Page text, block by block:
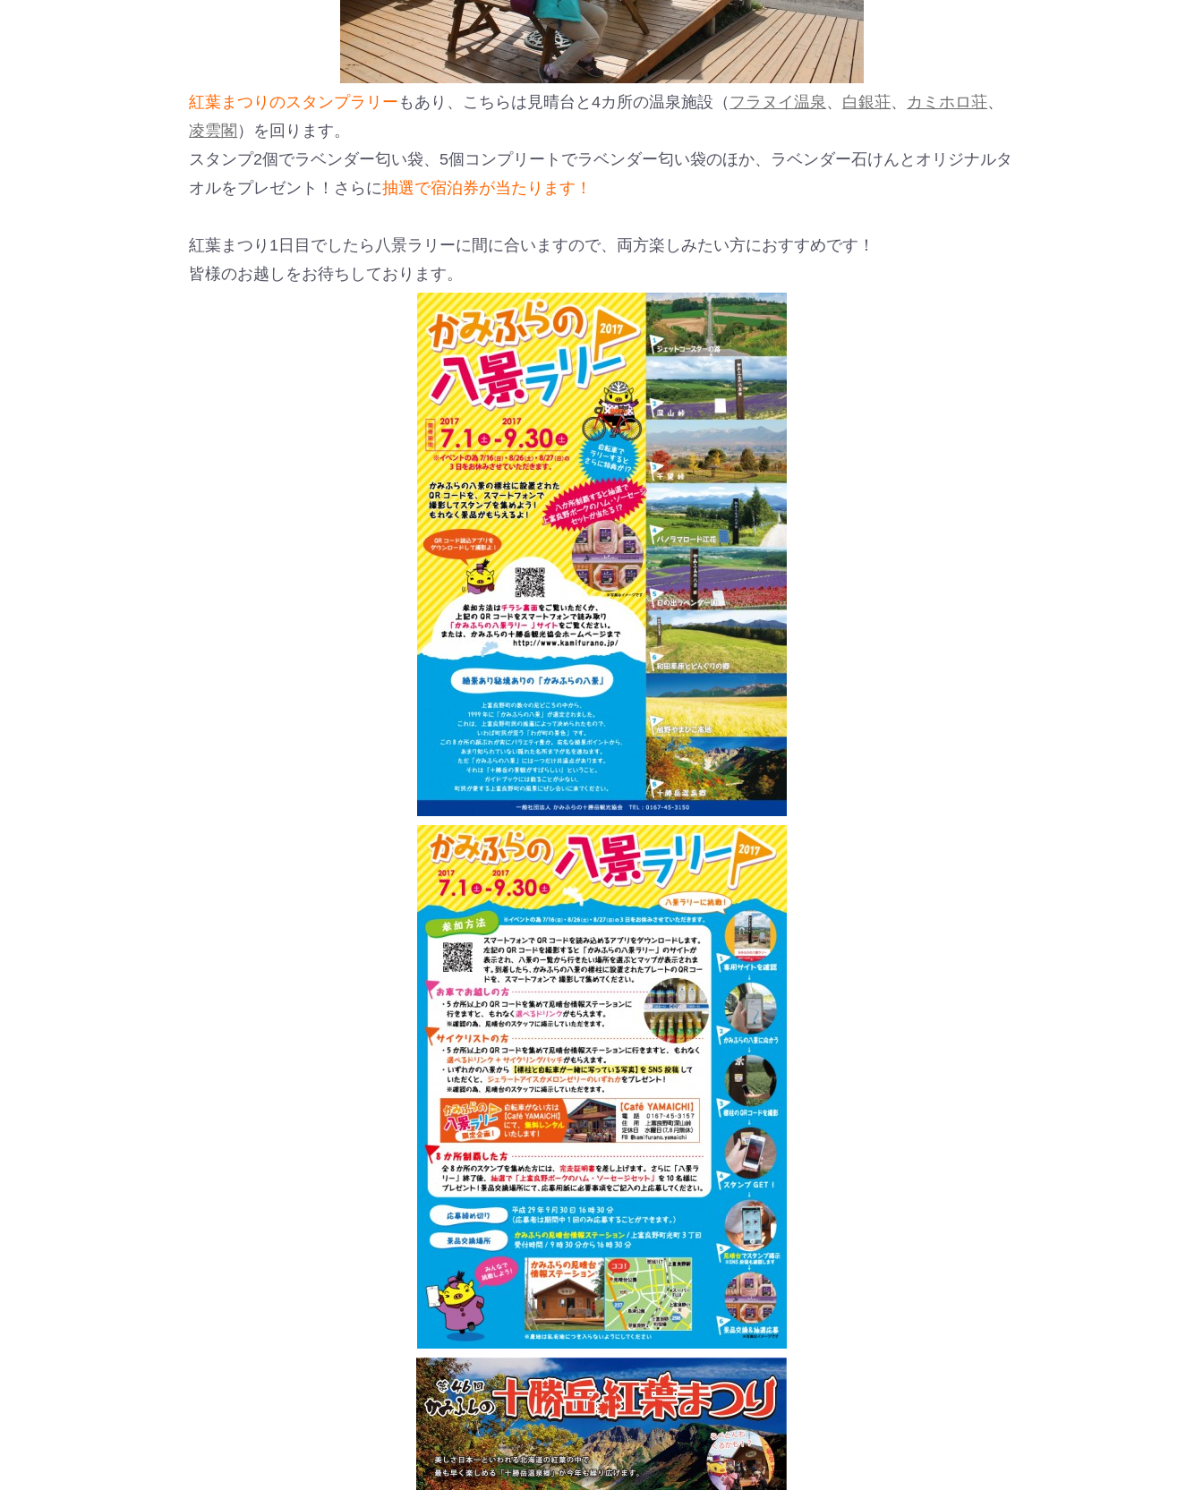
紅葉まつりのスタンプラリー もあり、こちらは見晴台と4カ所の温泉施設（ フラヌイ温泉 、 白銀荘、 カミホロ荘、
凌雲閣 ）を回ります。
スタンプ2個でラベンダー匂い袋、5個コンプリートでラベンダー匂い袋のほか、ラベンダー石けんとオリジナルタ
オルをプレゼント！さらに抽選で宿泊券が当たります！
紅葉まつり1日目でしたら八景ラリーに間に合いますので、両方楽しみたい方におすすめです！
皆様のお越しをお待ちしております。